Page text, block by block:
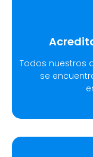
Todos nuestros
se